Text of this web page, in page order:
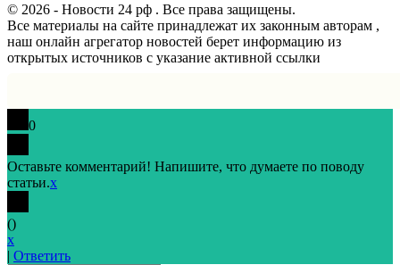
© 2026 - Новости 24 рф . Все права защищены.
Все материалы на сайте принадлежат их законным авторам ,
наш онлайн агрегатор новостей берет информацию из
открытых источников с указание активной ссылки
0
Оставьте комментарий! Напишите, что думаете по поводу
статьи.x
()
x
| Ответить